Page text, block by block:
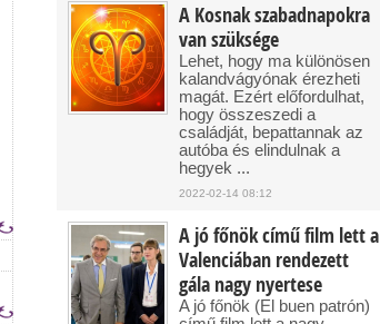
A Kosnak szabadnapokra
van szüksége
Lehet, hogy ma különösen
kalandvágyónak érezheti
magát. Ezért előfordulhat,
hogy összeszedi a
családját, bepattannak az
autóba és elindulnak a
hegyek ...
2022-02-14 08:12
A jó főnök című film lett a
Valenciában rendezett
gála nagy nyertese
A jó főnök (El buen patrón)